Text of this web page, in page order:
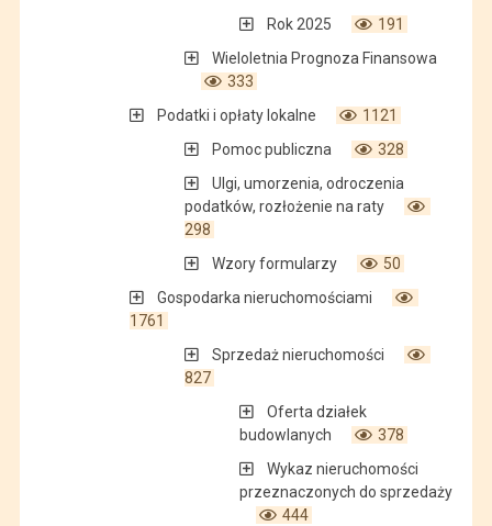
Rok 2025
191
Wieloletnia Prognoza Finansowa
333
Podatki i opłaty lokalne
1121
Pomoc publiczna
328
Ulgi, umorzenia, odroczenia
podatków, rozłożenie na raty
298
Wzory formularzy
50
Gospodarka nieruchomościami
1761
Sprzedaż nieruchomości
827
Oferta działek
budowlanych
378
Wykaz nieruchomości
przeznaczonych do sprzedaży
444